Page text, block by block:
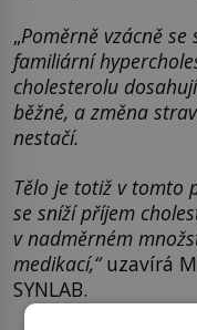
„Poměrně vzácně
familiární
cholesterolu
běžné, a změna
nestačí.
Tělo je totiž v tomto
se sníží příjem
v nadměrném
medikací,“uzavírá
SYNLAB.